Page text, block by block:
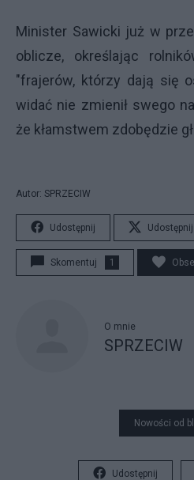
Minister Sawicki już w
oblicze, określając
"frajerów, którzy dają się
widać nie zmienił swego
że kłamstwem zdobędzie
Autor: SPRZECIW
Udostępnij Udostępnij
Skomentuj 1
O mnie
SPRZECIW
Nowości od
Udostępnij